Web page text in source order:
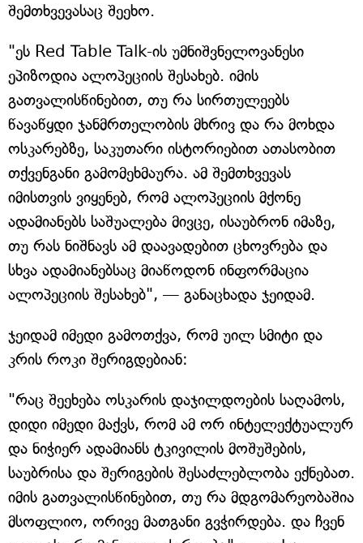
შემთხვევასაც შეეხო.
"ეს Red Table Talk-ის უმნიშვნელოვანესი
ეპიზოდია ალოპეციის შესახებ. იმის
გათვალისწინებით, თუ რა სირთულეებს
წავაწყდი ჯანმრთელობის მხრივ და რა მოხდა
ოსკარებზე, საკუთარი ისტორიებით ათასობით
თქვენგანი გამომეხმაურა. ამ შემთხვევას
იმისთვის ვიყენებ, რომ ალოპეციის მქონე
ადამიანებს საშუალება მივცე, ისაუბრონ იმაზე,
თუ რას ნიშნავს ამ დაავადებით ცხოვრება და
სხვა ადამიანებსაც მიაწოდონ ინფორმაცია
ალოპეციის შესახებ", — განაცხადა ჯეიდამ.
ჯეიდამ იმედი გამოთქვა, რომ უილ სმიტი და
კრის როკი შერიგდებიან:
"რაც შეეხება ოსკარის დაჯილდოების საღამოს,
დიდი იმედი მაქვს, რომ ამ ორ ინტელექტუალურ
და ნიჭიერ ადამიანს ტკივილის მოშუშების,
საუბრისა და შერიგების შესაძლებლობა ექნებათ.
იმის გათვალისწინებით, თუ რა მდგომარეობაშია
მსოფლიო, ორივე მათგანი გვჭირდება. და ჩვენ